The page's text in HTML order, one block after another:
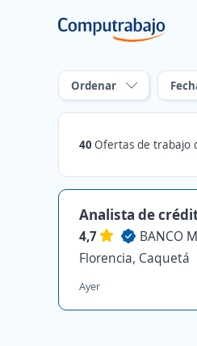
Ordenar
40 Ofertas de trabajo de
Analista de
4,7
BANCO
Florencia, Caquetá
Ayer